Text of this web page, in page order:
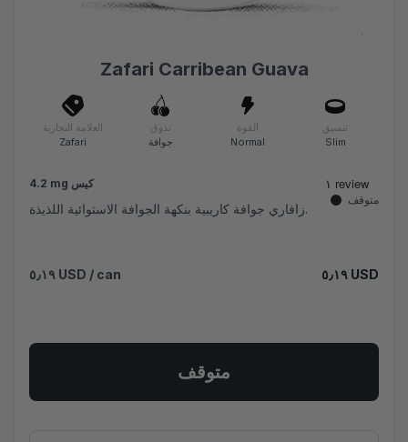
Zafari Carribean Guava
العلامة التجارية
Zafari
تذوق
جوافة
القوة
Normal
تنسيق
Slim
4.2 mg كيس
زافاري جوافة كاريبية بنكهة الجوافة الاستوائية اللذيذة.
متوقف
٥٫١٩ USD / can ٥٫١٩ USD
متوقف